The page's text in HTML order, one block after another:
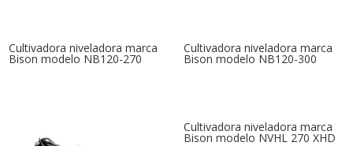
Cultivadora niveladora marca
Bison modelo NB120-270
Cultivadora niveladora marca
Bison modelo NB120-300
Cultivadora niveladora marca
Bison modelo NVHL 270 XHD